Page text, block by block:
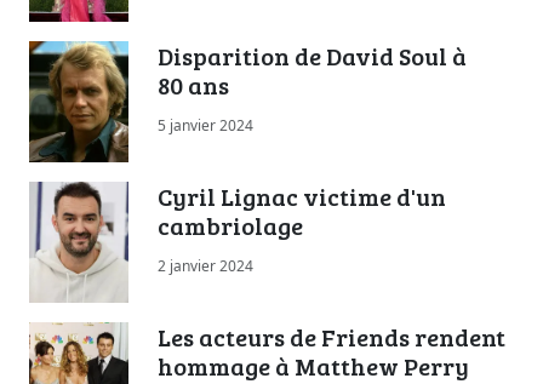
Disparition de David Soul à
80 ans
5 janvier 2024
Cyril Lignac victime d'un
cambriolage
2 janvier 2024
Les acteurs de Friends rendent
hommage à Matthew Perry